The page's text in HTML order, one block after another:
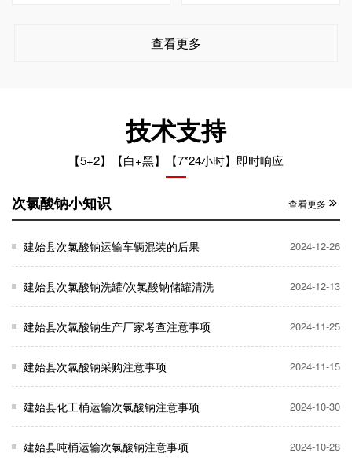
查看更多
技术支持
【5+2】【白+黑】【7*24小时】即时响应
次氯酸钠小知识 查看更多
建始县次氯酸钠运输车辆混装的后果 2024-12-26
建始县次氯酸钠洗罐/次氯酸钠储罐清洗 2024-12-13
建始县次氯酸钠生产厂家考查注意事项 2024-11-25
建始县次氯酸钠采购注意事项 2024-11-15
建始县化工桶运输次氯酸钠注意事项 2024-10-30
建始县吨桶运输次氯酸钠注意事项 2024-10-28